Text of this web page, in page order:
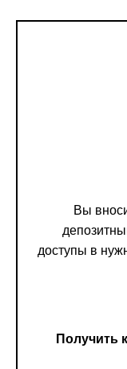
Вы
доступы в
Получить